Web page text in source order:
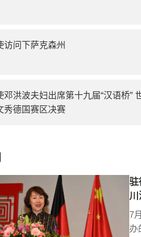
访问下萨克森州
邓洪波夫妇出席第十九届“汉语桥”
秀德国赛区决赛
驻
川
7
办